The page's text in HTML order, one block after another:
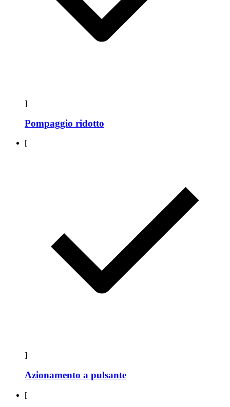
]
Pompaggio ridotto
[
]
Azionamento a pulsante
[